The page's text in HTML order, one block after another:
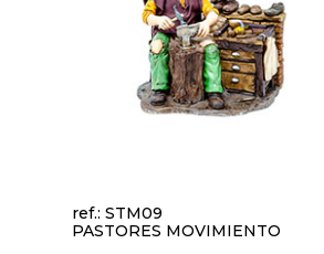
ref.: STM09
PASTORES MOVIMIENTO